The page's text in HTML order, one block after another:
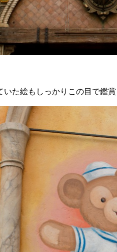
た絵もしっかりこの目で鑑賞